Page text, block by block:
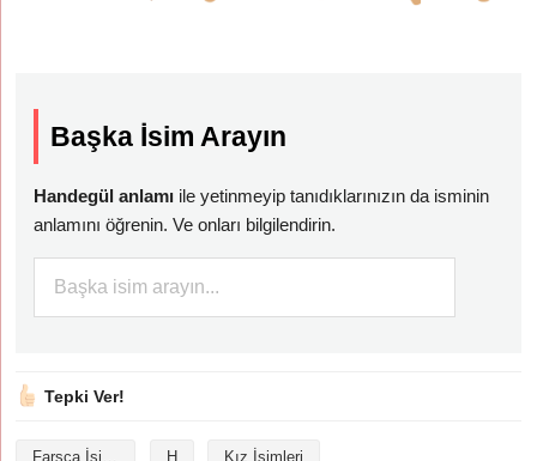
Başka İsim Arayın
Handegül anlamı ile yetinmeyip tanıdıklarınızın da isminin
anlamını öğrenin. Ve onları bilgilendirin.
Tepki Ver!
Farsça İsimler H Kız İsimleri